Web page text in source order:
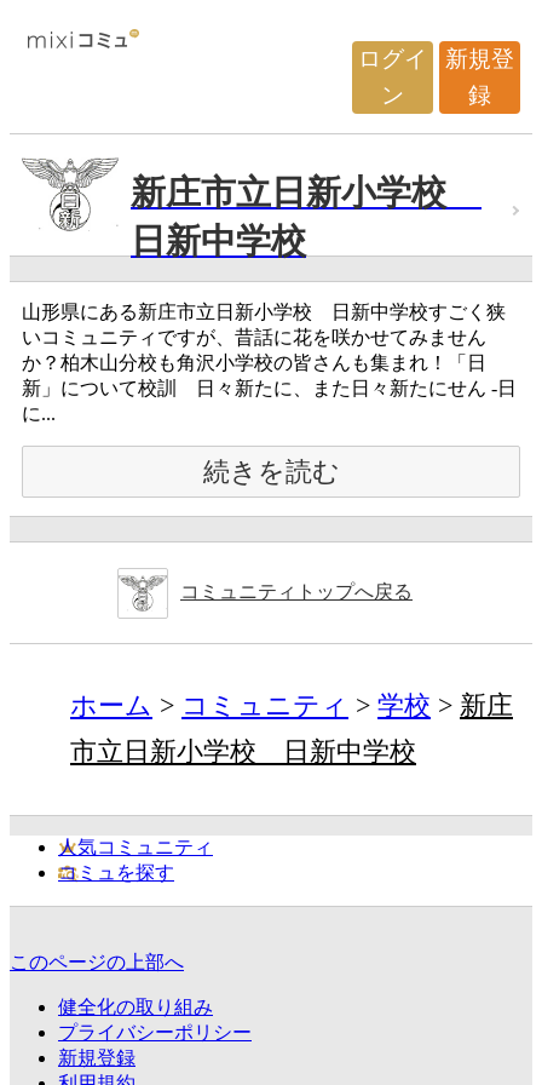
ログイ
ン
新規登
録
新庄市立日新小学校
日新中学校
山形県にある新庄市立日新小学校 日新中学校すごく狭
いコミュニティですが、昔話に花を咲かせてみません
か？柏木山分校も角沢小学校の皆さんも集まれ！「日
新」について校訓 日々新たに、また日々新たにせん -日
に...
続きを読む
コミュニティトップへ戻る
ホーム コミュニティ 学校
新庄
市立日新小学校 日新中学校
人気コミュニティ
コミュを探す
このページの上部へ
健全化の取り組み
プライバシーポリシー
新規登録